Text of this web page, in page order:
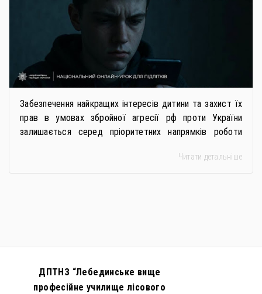
Забезпечення найкращих інтересів дитини та захист їх
прав в умовах збройної агресії рф проти України
залишається серед пріоритетних напрямків роботи
застосовується метод використання дітей у
Читати детальніше
ДПТНЗ “Лебединське вище
професійне училище лісового